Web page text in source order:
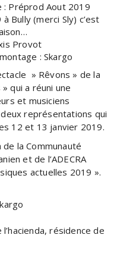
: Préprod Aout 2019
Bully (merci Sly) c’est
Provot
: Skargo
» Rêvons » de la
qui a réuni une
et musiciens
représentations qui
12 et 13 janvier 2019.
la Communauté
et de l’ADECRA
actuelles 2019 ».
résidence de